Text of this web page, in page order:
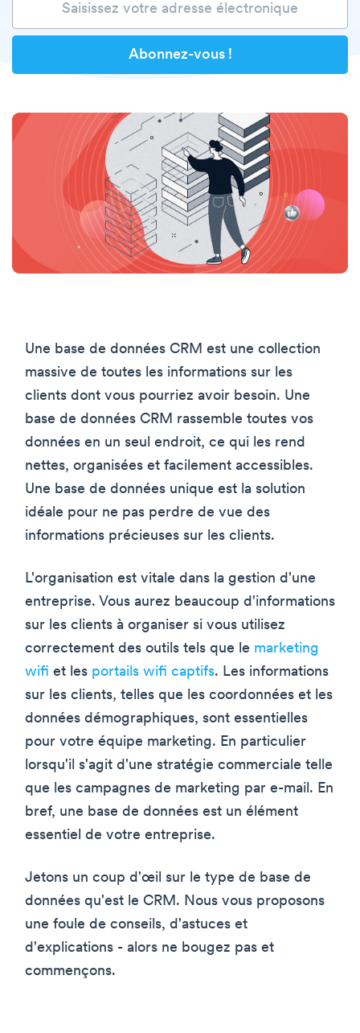
Une base de données CRM est une collection
massive de toutes les informations sur les
clients dont vous pourriez avoir besoin. Une
base de données CRM rassemble toutes vos
données en un seul endroit, ce qui les rend
nettes, organisées et facilement accessibles.
Une base de données unique est la solution
idéale pour ne pas perdre de vue des
informations précieuses sur les clients.
L'organisation est vitale dans la gestion d'une
entreprise. Vous aurez beaucoup d'informations
sur les clients à organiser si vous utilisez
correctement des outils tels que le marketing
wifi et les portails wifi captifs. Les informations
sur les clients, telles que les coordonnées et les
données démographiques, sont essentielles
pour votre équipe marketing. En particulier
lorsqu'il s'agit d'une stratégie commerciale telle
que les campagnes de marketing par e-mail. En
bref, une base de données est un élément
essentiel de votre entreprise.
Jetons un coup d'œil sur le type de base de
données qu'est le CRM. Nous vous proposons
une foule de conseils, d'astuces et
d'explications - alors ne bougez pas et
commençons.